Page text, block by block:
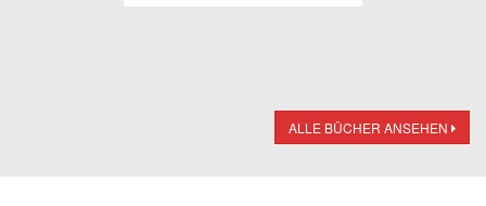
ALLE BÜCHER ANSEHEN